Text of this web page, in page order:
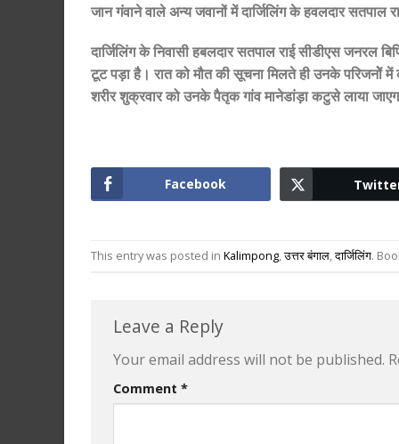
जान गंवाने वाले अन्य जवानों में दार्जिलिंग के हवलदार सतपाल
दार्जिलिंग के निवासी हबलदार सतपाल राई सीडीएस जनरल
टूट पड़ा है। रात को मौत की सूचना मिलते ही उनके परिजनोें में
शरीर शुक्रवार को उनके पैतृक गांव मानेडांड़ा कटुसे लाया
Facebook
This entry was posted in Kalimpong,उत्तर बंगाल,दार्जिलिंग.
Leave a Reply
Your email address will not be published.
Comment *